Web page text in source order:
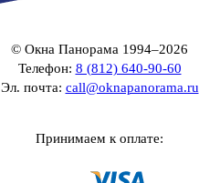
© Окна Панорама 1994–2026
Телефон: 8 (812) 640-90-60
Эл. почта: call@oknapanorama.ru
Принимаем к оплате: